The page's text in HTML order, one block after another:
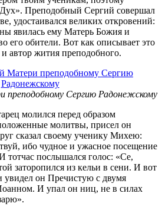
Дух». Преподобный Сергий совершал
удостаивался великих откровений:
явилась ему Матерь Божия и
его обители. Вот как описывает это
автор жития преподобного.
преподобному Сергию Радонежскому
молился перед образом
молитвы, присел он
сказал своему ученику Михею:
ибо чудное и ужасное посещение
тотчас послышался голос: «Се,
заторопился из кельи в сени. И вот
увидел он Пречистую с двумя
И упал он ниц, не в силах